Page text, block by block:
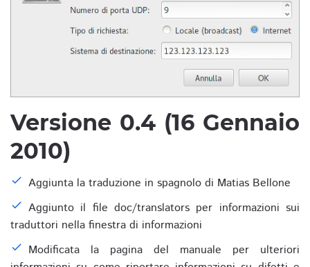
Versione 0.4 (16 Gennaio
2010)
Aggiunta la traduzione in spagnolo di Matias Bellone
Aggiunto il file doc/translators per informazioni sui
traduttori nella finestra di informazioni
Modificata la pagina del manuale per ulteriori